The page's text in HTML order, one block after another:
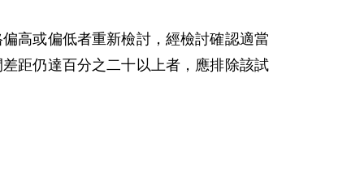
高或偏低者重新檢討，經檢討確認適當
距仍達百分之二十以上者，應排除該試